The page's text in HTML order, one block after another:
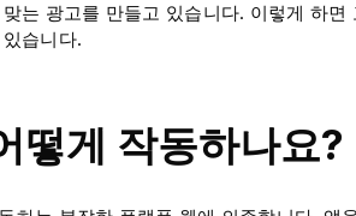
는 광고를 만들고 있습니다. 이렇게 하면
습니다.
떻게 작동하나요?